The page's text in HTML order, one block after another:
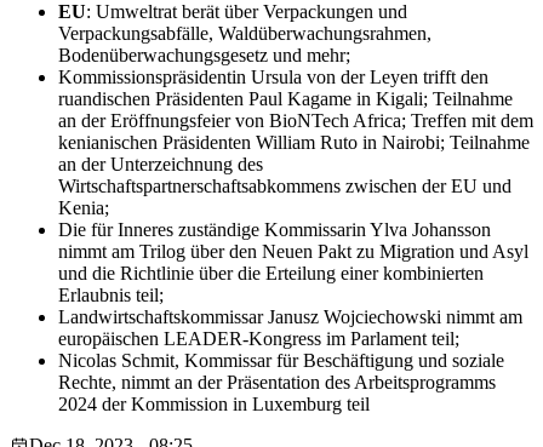
EU: Umweltrat berät über Verpackungen und
Verpackungsabfälle, Waldüberwachungsrahmen,
Bodenüberwachungsgesetz und mehr;
Kommissionspräsidentin Ursula von der Leyen trifft den
ruandischen Präsidenten Paul Kagame in Kigali; Teilnahme
an der Eröffnungsfeier von BioNTech Africa; Treffen mit dem
kenianischen Präsidenten William Ruto in Nairobi; Teilnahme
an der Unterzeichnung des
Wirtschaftspartnerschaftsabkommens zwischen der EU und
Kenia;
Die für Inneres zuständige Kommissarin Ylva Johansson
nimmt am Trilog über den Neuen Pakt zu Migration und Asyl
und die Richtlinie über die Erteilung einer kombinierten
Erlaubnis teil;
Landwirtschaftskommissar Janusz Wojciechowski nimmt am
europäischen LEADER-Kongress im Parlament teil;
Nicolas Schmit, Kommissar für Beschäftigung und soziale
Rechte, nimmt an der Präsentation des Arbeitsprogramms
2024 der Kommission in Luxemburg teil